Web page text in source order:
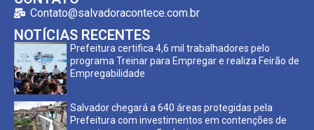
Contato@salvadoracontece.com.br
NOTÍCIAS RECENTES
Prefeitura certifica 4,6 mil trabalhadores pelo
programa Treinar para Empregar e realiza Feirão de
Empregabilidade
Salvador chegará a 640 áreas protegidas pela
Prefeitura com investimentos em contenções de